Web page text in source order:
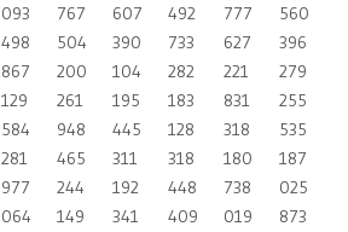
093 767 607 492 777
560
498 504 390 733 627
396
867 200 104 282 221
279
129 261 195 183 831
255
584 948 445 128 318
535
281 465 311 318 180
187
977 244 192 448 738
025
064 149 341 409 019
873